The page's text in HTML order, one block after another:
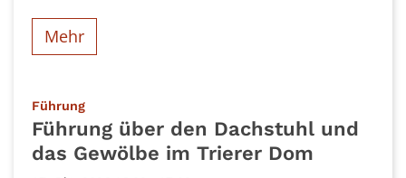
Mehr
Führung:
Führung über den Dachstuhl und
das Gewölbe im Trierer Dom